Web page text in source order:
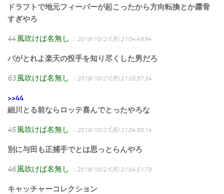
ドラフトで地元フィーバーが起こったから方向転換とか露骨
すぎやろ
44 風吹けば名無し ：2019/10/21(月) 21:04:49.94
パがとれよ楽天の投手を知り尽くした男だろ
63 風吹けば名無し ：2019/10/21(月) 21:05:57.34
>>44
細川とる前ならロッテ喜んでとったやろな
45 風吹けば名無し ：2019/10/21(月) 21:04:50.14
別に与田も正捕手でとは思っとらんやろ
46 風吹けば名無し ：2019/10/21(月) 21:04:51.73
キャッチャーコレクション